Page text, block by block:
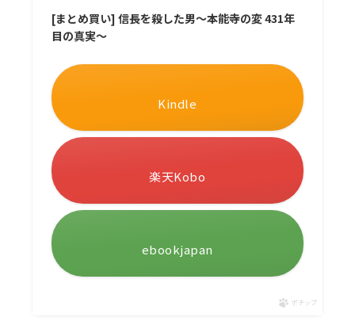
[まとめ買い] 信長を殺した男～本能寺の変 431年
目の真実～
Kindle
楽天Kobo
ebookjapan
ポチップ